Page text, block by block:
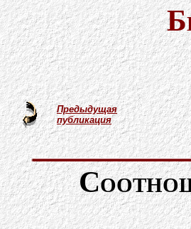
Предыдущая
публикация